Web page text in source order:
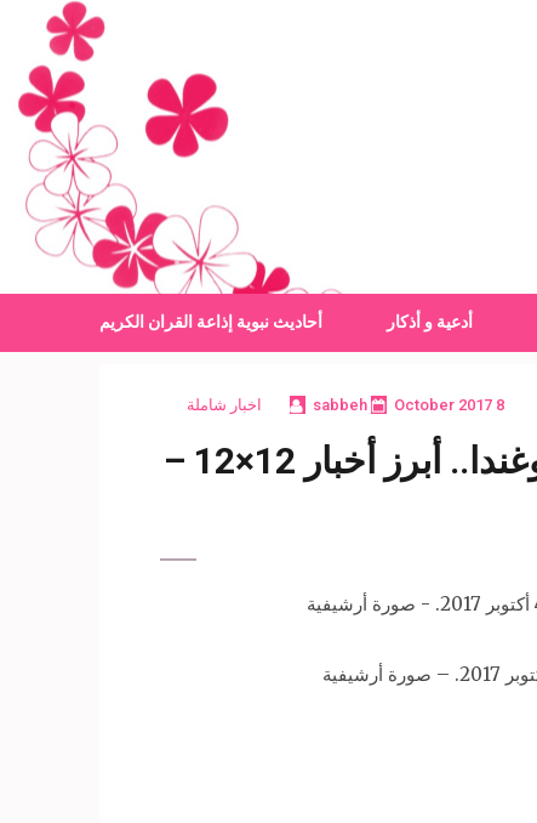
أدعية و أذكار أحاديث نبوية إذاعة القران الكريم
8 October 2017
sabbeh اخبار شاملة
القنوات الناقلة لمباراة مصر والكونغو.. وغانا تطلب إعادة مباراة أوغندا.. أبرز أخبار 12×12 –